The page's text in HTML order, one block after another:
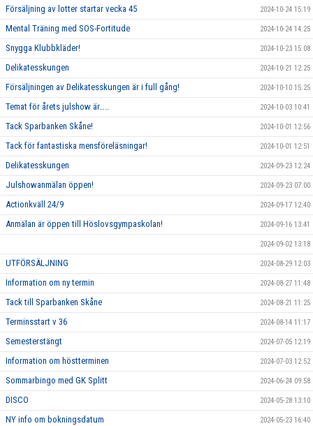
Försäljning av lotter startar vecka 45 2024-10-24 15:19
Mental Träning med SOS-Fortitude 2024-10-24 14:25
Snygga Klubbkläder! 2024-10-23 15:08
Delikatesskungen 2024-10-21 12:25
Försäljningen av Delikatesskungen är i full gång! 2024-10-10 15:25
Temat för årets julshow är….. 2024-10-03 10:41
Tack Sparbanken Skåne! 2024-10-01 12:56
Tack för fantastiska mensföreläsningar! 2024-10-01 12:51
Delikatesskungen 2024-09-23 12:24
Julshowanmälan öppen! 2024-09-23 07:00
Actionkväll 24/9 2024-09-17 12:40
Anmälan är öppen till Höslovsgympaskolan! 2024-09-16 13:41
2024-09-02 13:18
UTFÖRSÄLJNING 2024-08-29 12:03
Information om ny termin 2024-08-27 11:48
Tack till Sparbanken Skåne 2024-08-21 11:25
Terminsstart v 36 2024-08-14 11:17
Semesterstängt 2024-07-05 12:19
Information om höstterminen 2024-07-03 12:52
Sommarbingo med GK Splitt 2024-06-24 09:58
DISCO 2024-05-28 13:10
NY info om bokningsdatum 2024-05-23 16:40